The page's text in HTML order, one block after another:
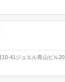
41ジュエル青山ビル202